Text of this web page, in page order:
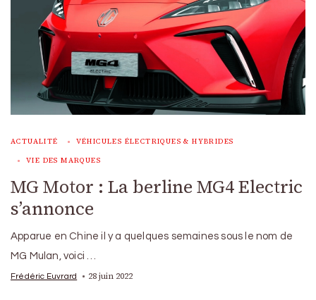
ACTUALITÉ VÉHICULES ÉLECTRIQUES & HYBRIDES
VIE DES MARQUES
MG Motor : La berline MG4 Electric
s’annonce
Apparue en Chine il y a quelques semaines sous le nom de
MG Mulan, voici …
Frédéric Euvrard 28 juin 2022